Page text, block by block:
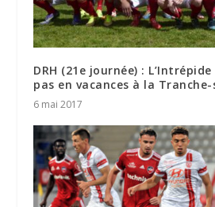
DRH (21e journée) :
pas en vacances à la
6 mai 2017